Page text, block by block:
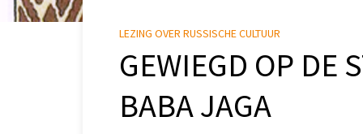
GEWIEGD OP DE
BABA JAGA
LEZING OVER RUSSISCHE CULTUUR